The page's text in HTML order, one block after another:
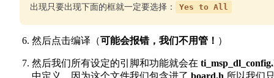
出现只要出现下面的框就一定要选择： Yes to All
然后点击编译（可能会报错，我们不用管！ ）
然后我们所有设定的引脚和功能就会在
中定义。因为这个文件我们包含进了 board.h 所以我们